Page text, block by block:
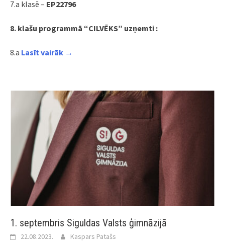
7.a klasē – EP22796
8. klašu programmā “CILVĒKS” uzņemti :
8.a Lasīt vairāk →
1. septembris Siguldas Valsts ģimnāzijā
22.08.2023. Kaspars Patašs